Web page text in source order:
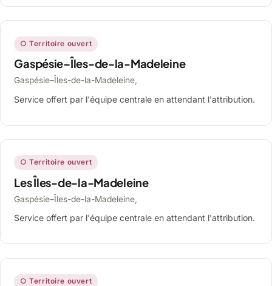
○ Territoire ouvert
Gaspésie–Îles-de-la-Madeleine
Gaspésie–Îles-de-la-Madeleine,
Service offert par l'équipe centrale en attendant l'attribution.
○ Territoire ouvert
Les Îles-de-la-Madeleine
Gaspésie–Îles-de-la-Madeleine,
Service offert par l'équipe centrale en attendant l'attribution.
○ Territoire ouvert